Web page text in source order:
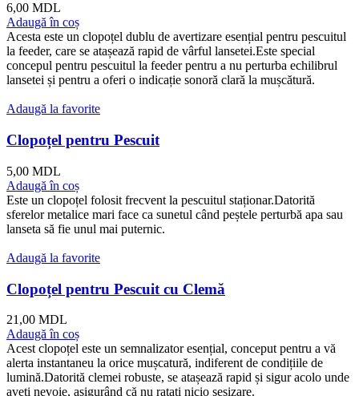
6,00 MDL
Adaugă în coș
Acesta este un clopoțel dublu de avertizare esențial pentru pescuitul
la feeder, care se atașează rapid de vârful lansetei.Este special
concepul pentru pescuitul la feeder pentru a nu perturba echilibrul
lansetei și pentru a oferi o indicație sonoră clară la mușcătură.
Adaugă la favorite
Clopoțel pentru Pescuit
5,00 MDL
Adaugă în coș
Este un clopoțel folosit frecvent la pescuitul staționar.Datorită
sferelor metalice mari face ca sunetul când peștele perturbă apa sau
lanseta să fie unul mai puternic.
Adaugă la favorite
Clopoțel pentru Pescuit cu Clemă
21,00 MDL
Adaugă în coș
Acest clopoțel este un semnalizator esențial, conceput pentru a vă
alerta instantaneu la orice mușcatură, indiferent de condițiile de
lumină.Datorită clemei robuste, se atașează rapid și sigur acolo unde
aveți nevoie, asigurând că nu ratați nicio sesizare.